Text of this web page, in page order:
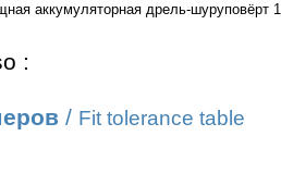
аккумуляторная дрель-
:
/ Fit tolerance table